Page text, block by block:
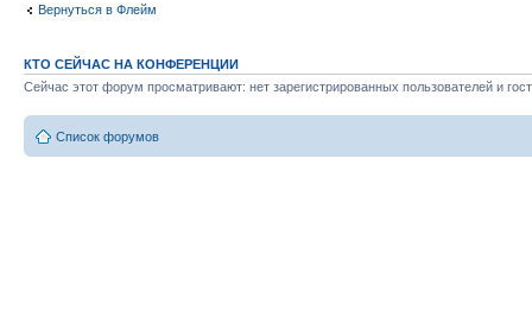
Вернуться в Флейм
КТО СЕЙЧАС НА КОНФЕРЕНЦИИ
Сейчас этот форум просматривают: нет зарегистрированных пользователей и
Список форумов